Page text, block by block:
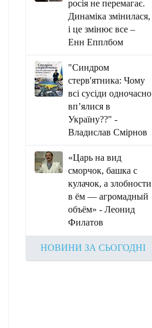
росія не перемагає.
Динаміка змінилася,
і це змінює все –
Енн Епплбом
"Синдром
стерв'ятника: Чому
всі сусіди одночасно
вп’ялися в
Україну??" -
Владислав Смірнов
«Царь на вид
сморчок, башка с
кулачок, а злобности
в ём — агромадный
объём» - Леонид
Филатов
НОВИНИ ЗА СЬОГОДНІ